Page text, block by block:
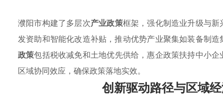
濮阳市构建了多层次产业政策框架，强化制造业升级与
发资助和智能化改造补贴，推动优势产业聚集如装备制
政策包括税收减免和土地优先供给，惠企政策扶持中小
区域协同效应，确保政策落地实效。
创新驱动路径与区域